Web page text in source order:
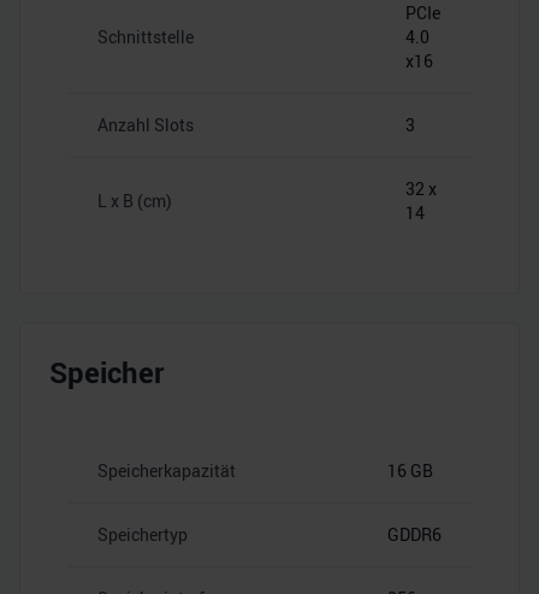
Schnittstelle
PCIe
4.0
x16
Anzahl Slots 3
L x B (cm)
32 x
14
Speicher
Speicherkapazität 16 GB
Speichertyp GDDR6